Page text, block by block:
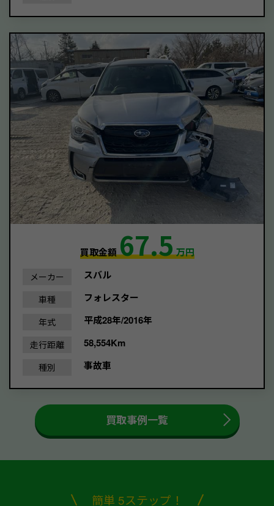
買取金額67.5万円
メーカー スバル
車種 フォレスター
年式 平成28年/2016年
走行距離 58,554Km
種別 事故車
買取事例一覧
簡単 5ステップ！